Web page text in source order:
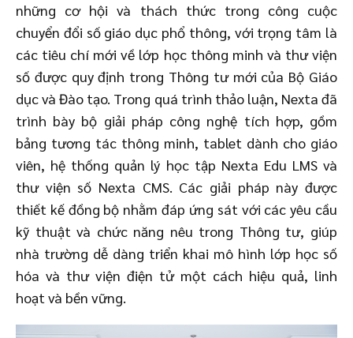
những cơ hội và thách thức trong công cuộc
chuyển đổi số giáo dục phổ thông, với trọng tâm là
các tiêu chí mới về lớp học thông minh và thư viện
số được quy định trong Thông tư mới của Bộ Giáo
dục và Đào tạo. Trong quá trình thảo luận, Nexta đã
trình bày bộ giải pháp công nghệ tích hợp, gồm
bảng tương tác thông minh, tablet dành cho giáo
viên, hệ thống quản lý học tập Nexta Edu LMS và
thư viện số Nexta CMS. Các giải pháp này được
thiết kế đồng bộ nhằm đáp ứng sát với các yêu cầu
kỹ thuật và chức năng nêu trong Thông tư, giúp
nhà trường dễ dàng triển khai mô hình lớp học số
hóa và thư viện điện tử một cách hiệu quả, linh
hoạt và bền vững.